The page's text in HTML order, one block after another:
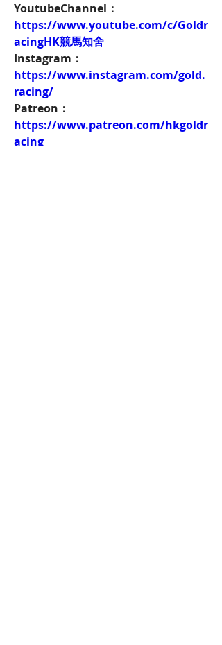
YoutubeChannel：
https://www.youtube.com/c/Goldr
acingHK競馬知舍
Instagram：
https://www.instagram.com/gold.
racing/
Patreon：
https://www.patreon.com/hkgoldr
acing